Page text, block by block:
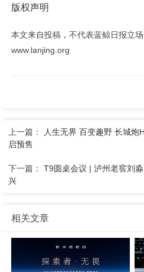
版权声明
本文来自投稿，不代表蓝鲸日报立
www.lanjing.org
上一篇： 人生无界 百变趣野 长城炮
启预售
下一篇：T9圆桌会议 | 泸州老窖刘
兴
相关文章